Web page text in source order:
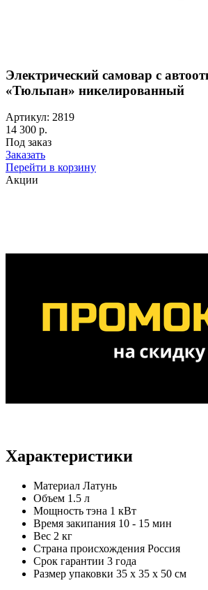
Электрический самовар с
«Тюльпан» никелированный
Артикул: 2819
14 300 р.
Под заказ
Заказать
Перейти в корзину
Акции
Характеристики
Материал Латунь
Объем 1.5 л
Мощность тэна 1 кВт
Время закипания 10 - 15 мин
Вес 2 кг
Страна происхождения Россия
Срок гарантии 3 года
Размер упаковки 35 х 35 х 50 см